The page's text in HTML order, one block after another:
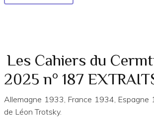
Les
année
1990
n°
Les Cahiers du
2025 n° 187
Allemagne 1933, France 1934, Espagne
de Léon Trotsky.